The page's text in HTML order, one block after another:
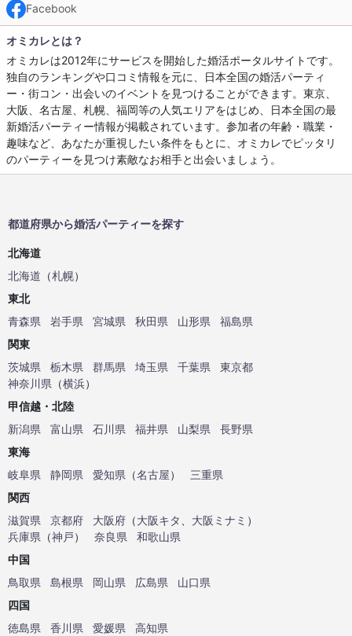
Facebook
オミカレとは？
オミカレは2012年にサービスを開始した婚活ポータルサイトです。
独自のランキングや口コミ情報を元に、日本全国の婚活パーティ
ー・街コン・出会いのイベントを見つけることができます。東京、
大阪、名古屋、札幌、福岡等の人気エリアをはじめ、日本全国の最
新婚活パーティー情報が掲載されています。参加者の年齢・職業・
趣味など、あなたが重視したい条件をもとに、オミカレでピッタリ
のパーティーを見つけ素敵なお相手と出会いましょう。
都道府県から婚活パーティーを探す
北海道
北海道 （札幌）
東北
青森県
岩手県 宮城県 秋田県 山形県
福島県
関東
茨城県
栃木県 群馬県 埼玉県 千葉県
東京都
神奈川県 （横浜）
甲信越・北陸
新潟県
富山県 石川県 福井県 山梨県
長野県
東海
岐阜県
静岡県 愛知県 （名古屋）
三重県
関西
滋賀県
京都府 大阪府 （大阪キタ、 大阪ミナミ ）
兵庫県 （神戸） 奈良県
和歌山県
中国
鳥取県
島根県 岡山県 広島県
山口県
四国
徳島県
香川県 愛媛県
高知県